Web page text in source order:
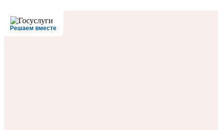
Решаем вместе